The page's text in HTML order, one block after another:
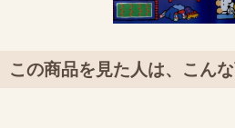
この商品を見た人は、こん